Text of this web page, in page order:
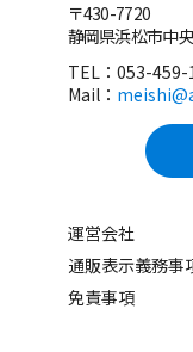
〒430-7720
静岡県浜松市中
TEL：053-
Mail：
運営会社
通販表示義務事
免責事項